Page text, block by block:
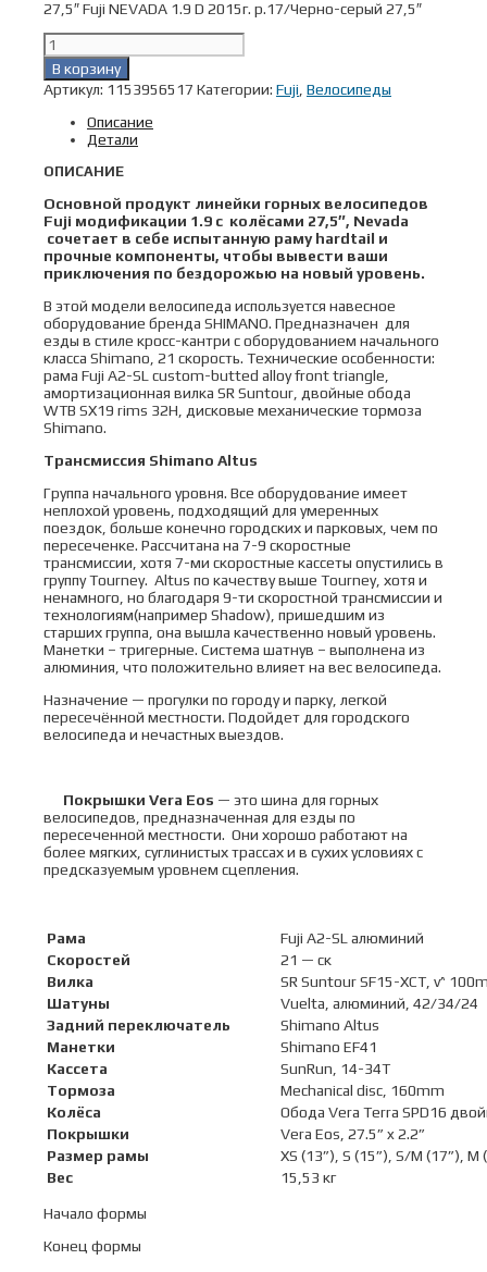
27,5″ Fuji NEVADA 1.9 D 2015г. р.17/Черно-серый 27,5″
Количество
товара
27,5"
Fuji
р.17/
Черно-
серый
27,5"
В корзину
Артикул: 1153956517 Категории: Fuji Велосипеды
Описание
Детали
ОПИСАНИЕ
Основной продукт линейки горных велосипедов
Fuji модификации 1.9 с колёсами 27,5″, Nevada
сочетает в себе испытанную раму hardtail и
прочные компоненты, чтобы вывести ваши
приключения по бездорожью на новый уровень.
В этой модели велосипеда используется навесное
оборудование бренда SHIMANO. Предназначен для
езды в стиле кросс-кантри с оборудованием начального
класса Shimano, 21 скорость. Технические особенности:
рама Fuji A2-SL custom-butted alloy front triangle,
амортизационная вилка SR Suntour, двойные обода
WTB SX19 rims 32H, дисковые механические тормоза
Shimano.
Трансмиссия Shimano Altus
Группа начального уровня. Все оборудование имеет
неплохой уровень, подходящий для умеренных
поездок, больше конечно городских и парковых, чем по
пересеченке. Рассчитана на 7-9 скоростные
трансмиссии, хотя 7-ми скоростные кассеты опустились в
группу Tourney. Altus по качеству выше Tourney, хотя и
ненамного, но благодаря 9-ти скоростной трансмиссии и
технологиям(например Shadow), пришедшим из
старших группа, она вышла качественно новый уровень.
Манетки – тригерные. Система шатнув – выполнена из
алюминия, что положительно влияет на вес велосипеда.
Назначение — прогулки по городу и парку, легкой
пересечённой местности. Подойдет для городского
велосипеда и нечастных выездов.
Покрышки Vera Eos — это шина для горных
велосипедов, предназначенная для езды по
пересеченной местности. Они хорошо работают на
более мягких, суглинистых трассах и в сухих условиях с
предсказуемым уровнем сцепления.
Рама
Fuji A2-SL алюминий
Скоростей
21 — ск
Вилка
SR Suntour SF15-XCT, v^
Шатуны
Vuelta, алюминий, 42/34/24
Задний переключатель
Shimano Altus
Манетки
Shimano EF41
Кассета
SunRun, 14-34T
Тормоза
Mechanical disc, 160mm
Колёса
Обода Vera Terra SPD16
Покрышки
Vera Eos, 27.5” x 2.2”
Размер рамы
XS (13”), S (15”), S/M (17”),
Вес
15,53 кг
Начало формы
Конец формы